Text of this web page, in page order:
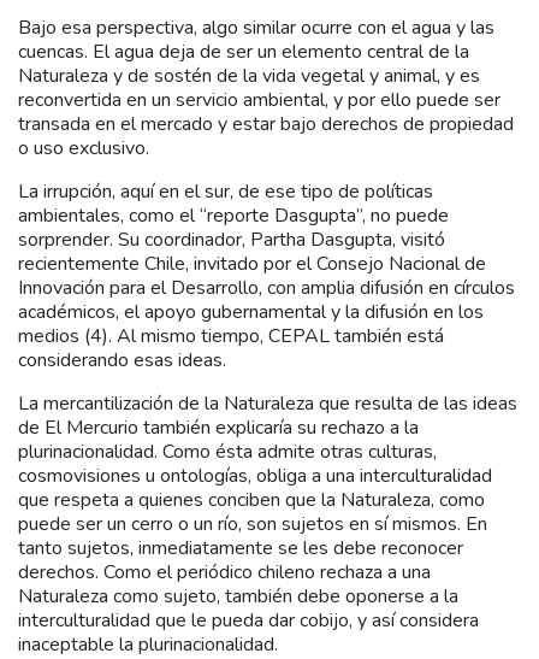
Bajo esa perspectiva, algo similar ocurre con el agua y las
cuencas. El agua deja de ser un elemento central de la
Naturaleza y de sostén de la vida vegetal y animal, y es
reconvertida en un servicio ambiental, y por ello puede ser
transada en el mercado y estar bajo derechos de propiedad
o uso exclusivo.
La irrupción, aquí en el sur, de ese tipo de políticas
ambientales, como el “reporte Dasgupta”, no puede
sorprender. Su coordinador, Partha Dasgupta, visitó
recientemente Chile, invitado por el Consejo Nacional de
Innovación para el Desarrollo, con amplia difusión en círculos
académicos, el apoyo gubernamental y la difusión en los
medios (4). Al mismo tiempo, CEPAL también está
considerando esas ideas.
La mercantilización de la Naturaleza que resulta de las ideas
de El Mercurio también explicaría su rechazo a la
plurinacionalidad. Como ésta admite otras culturas,
cosmovisiones u ontologías, obliga a una interculturalidad
que respeta a quienes conciben que la Naturaleza, como
puede ser un cerro o un río, son sujetos en sí mismos. En
tanto sujetos, inmediatamente se les debe reconocer
derechos. Como el periódico chileno rechaza a una
Naturaleza como sujeto, también debe oponerse a la
interculturalidad que le pueda dar cobijo, y así considera
inaceptable la plurinacionalidad.